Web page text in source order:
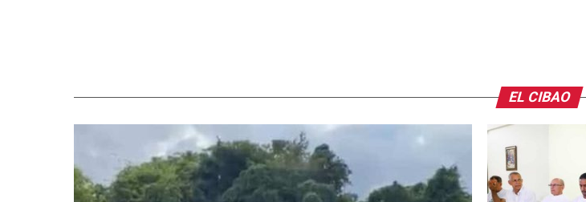
EL CIBAO